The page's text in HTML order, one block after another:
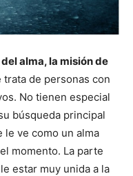
alma, la misión de
trata de personas con
No tienen especial
búsqueda principal
le ve como un alma
momento. La parte
estar muy unida a la